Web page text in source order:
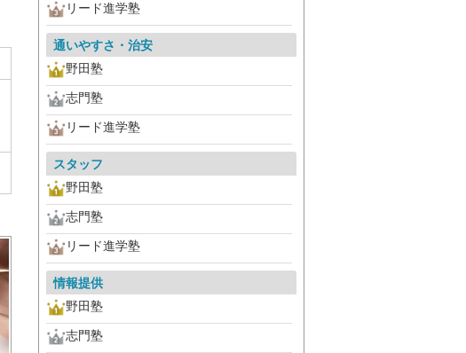
リード進学塾
通いやすさ・治安
野田塾
志門塾
リード進学塾
スタッフ
野田塾
志門塾
リード進学塾
情報提供
野田塾
志門塾